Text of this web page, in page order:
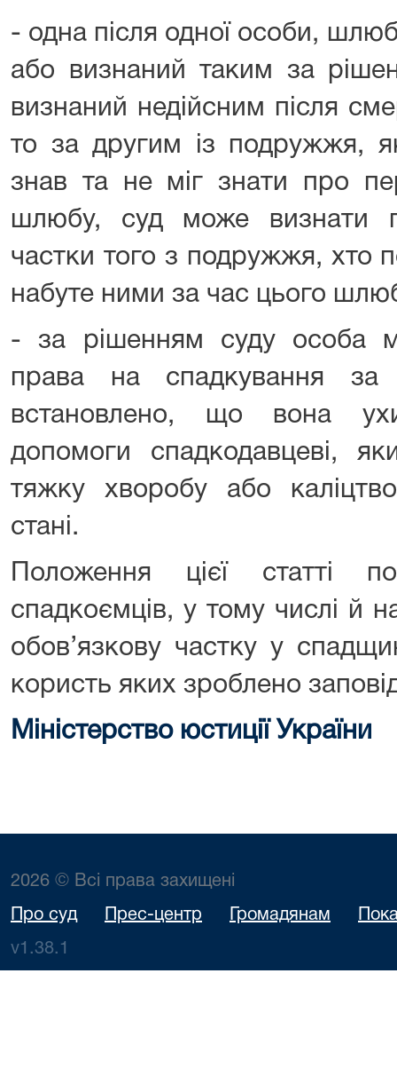
- одна після одної особи,
або визнаний таким за
визнаний недійсним після
то за другим із подружжя,
знав та не міг знати про
шлюбу, суд може визнати
частки того з подружжя, хто
набуте ними за час цього
- за рішенням суду особа
права на спадкування
встановлено, що вона
допомоги спадкодавцеві,
тяжку хворобу або
стані.
Положення цієї статті
спадкоємців, у тому числі й
обов’язкову частку у
користь яких зроблено
Міністерство юстиції України
2026 © Всі права захищені
Про суд Прес-центр Громадянам
v1.38.1